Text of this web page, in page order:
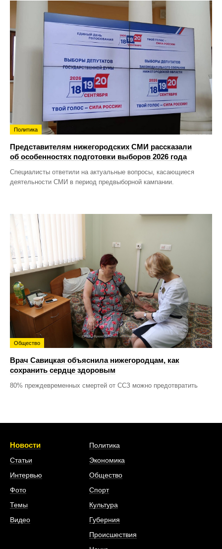
Политика
Представителям нижегородских СМИ рассказали
об особенностях подготовки выборов 2026 года
Специалисты ответили на актуальные вопросы, касающиеся
деятельности СМИ в период предвыборной кампании.
Общество
Врач Савицкая объяснила нижегородцам, как
сохранить сердце здоровым
80% преждевременных смертей от ССЗ можно предотвратить
Новости
Статьи
Интервью
Фото
Темы
Видео
Политика
Экономика
Общество
Спорт
Культура
Губерния
Происшествия